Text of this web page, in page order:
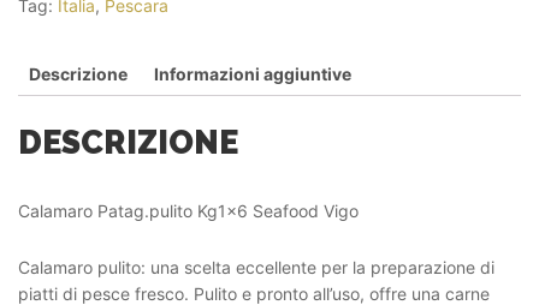
Tag: Italia, Pescara
Descrizione Informazioni aggiuntive
DESCRIZIONE
Calamaro Patag.pulito Kg1x6 Seafood Vigo
Calamaro pulito: una scelta eccellente per la preparazione di
piatti di pesce fresco. Pulito e pronto all’uso, offre una carne